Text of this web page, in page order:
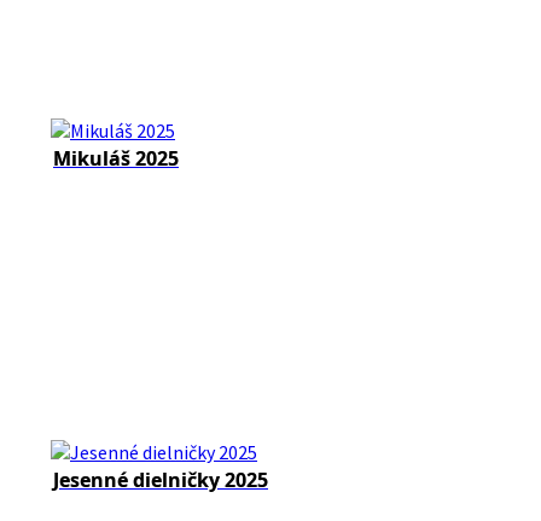
Mikuláš 2025
Jesenné dielničky 2025